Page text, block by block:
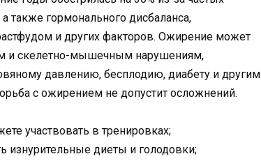
также гормонального дисбаланса,
и других факторов. Ожирение может
и скелетно-мышечным нарушениям,
давлению, бесплодию, диабету и другим
с ожирением не допустит осложнений.
участвовать в тренировках;
изнурительные диеты и голодовки;